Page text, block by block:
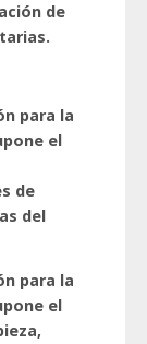
de
para la
el
de
del
para la
el